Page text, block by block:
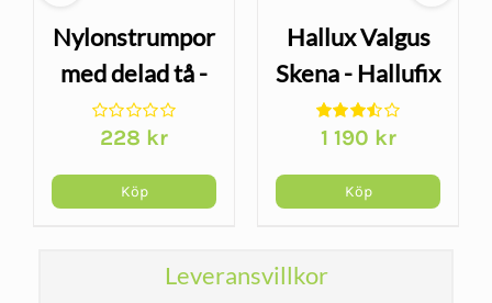
Nylonstrumpor
med delad tå -
Hallufix
228 kr
Köp
Hallux Valgus
Skena - Hallufix
Slim Comfort
1 190 kr
Köp
Leveransvillkor